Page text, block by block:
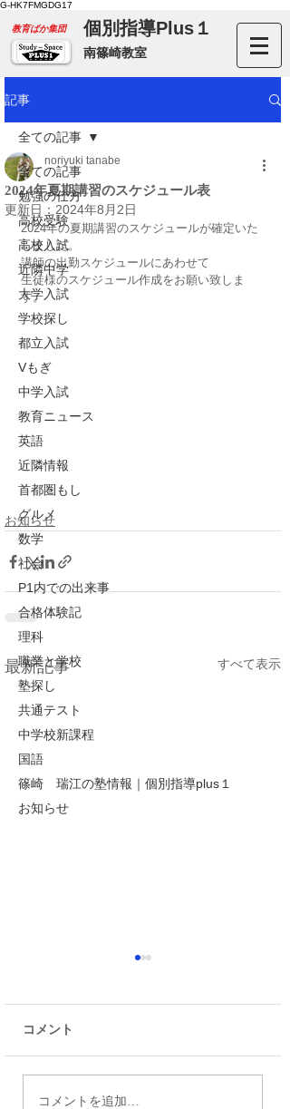
G-HK7FMGDG17
​教育ばか集団 個別指導Plus１
南篠崎教室
記事
全ての記事
勉強の仕方
高校受験
高校入試
近隣中学
大学入試
学校探し
都立入試
Vもぎ
中学入試
教育ニュース
英語
近隣情報
首都圏もし
グルメ
数学
社会
P1内での出来事
合格体験記
理科
職業と学校
塾探し
共通テスト
中学校新課程
国語
篠崎 瑞江の塾情報｜個別指導plus１
お知らせ
全ての記事
2024年夏期講習のスケジュール表
noriyuki tanabe
更新日： 2024年8月2日
2024年の夏期講習のスケジュールが確定いた
しました。
講師の出勤スケジュールにあわせて
生徒様のスケジュール作成をお願い致しま
す。
お知らせ
最新記事 すべて表示
６月の各学校定期試験
コメント
コメントを追加…